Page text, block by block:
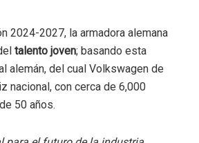
2024-2027, la armadora alemana
talento joven; basando esta
alemán, del cual Volkswagen de
nacional, con cerca de 6,000
50 años.